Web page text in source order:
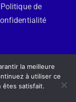
Politique de
actuella meilleure
à utiliser ce
êtes satisfait.